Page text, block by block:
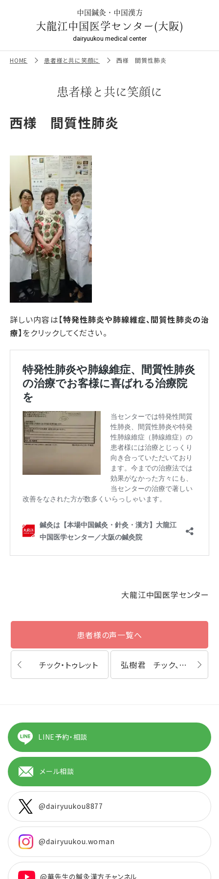
中国鍼灸・中国漢方
大龍江中国医学センター(大阪)
dairyuukou medical center
HOME 患者様と共に笑顔に 西様 間質性肺炎
患者様と共に笑顔に
西様 間質性肺炎
詳しい内容は【特発性肺炎や肺線維症、間質性肺炎の治
療】をクリックしてください。
大龍江中国医学センター
患者様の声一覧へ
チック・トゥレット 弘樹君 チック、トウッレト症候群
LINE予約・相談
メール相談
@dairyuukou8877
@dairyuukou.woman
@華先生の鍼灸漢方チャンネル